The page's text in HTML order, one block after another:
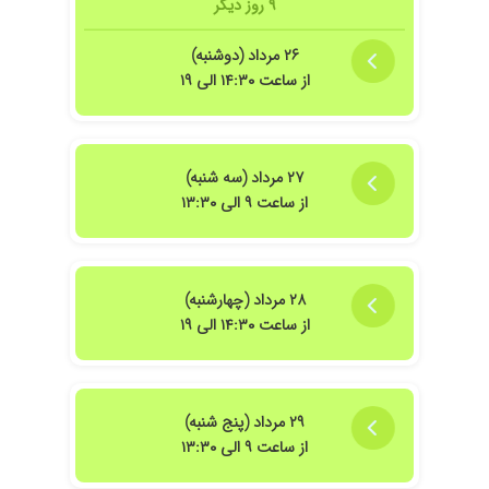
شخصی افراد، جراحی من عالی بود من پیش خانم
دکتر مهربونم هم چند سال پیش سزارین شدم هم
لبیاپلاستی و تنگی واژن امسال عاشقشونم
برای چکاپ رفتم و برخورد خوب و عالی داشتند و
توضیحات کامل رو دادند.و کنترل هام ادامه داره
بسیارعالی خوش برخورد مدت انتظار درمطب
طولانی نبود
۱۴۰۴/۰۷/۲۳
بسیار دکتر حاذقی هستن
فوق العاده مهربان و دلسوز با حفظ حریم شخصی
اصلا ادمو قضاوت نمیکنه بسیار هم از نظر مالی
هوای منو داشتن خدا خیرش بده
۱۴۰۴/۰۵/۲۱
عااااالی
ویزیت بارداری
خوب بود
عالی هستند
فعلا یبار رفتم پیشش ۱۴۰۱/۰۵/۰۶
۹ روز دیگر
۲۶ مرداد (دوشنبه)
از ساعت ۱۴:۳۰ الی ۱۹
۲۷ مرداد (سه شنبه)
از ساعت ۹ الی ۱۳:۳۰
۲۸ مرداد (چهارشنبه)
از ساعت ۱۴:۳۰ الی ۱۹
۲۹ مرداد (پنج شنبه)
از ساعت ۹ الی ۱۳:۳۰